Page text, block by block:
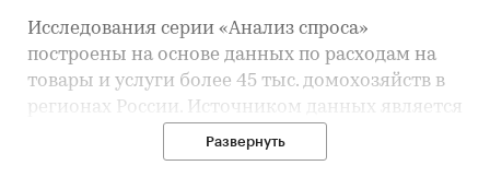
Исследования серии «Анализ спроса»
построены на основе данных по расходам на
товары и услуги более 45 тыс. домохозяйств в
регионах России. Источником данных является
регулярное обследование бюджетов домашних
хозяйств, проводимое органами официальной
Развернуть